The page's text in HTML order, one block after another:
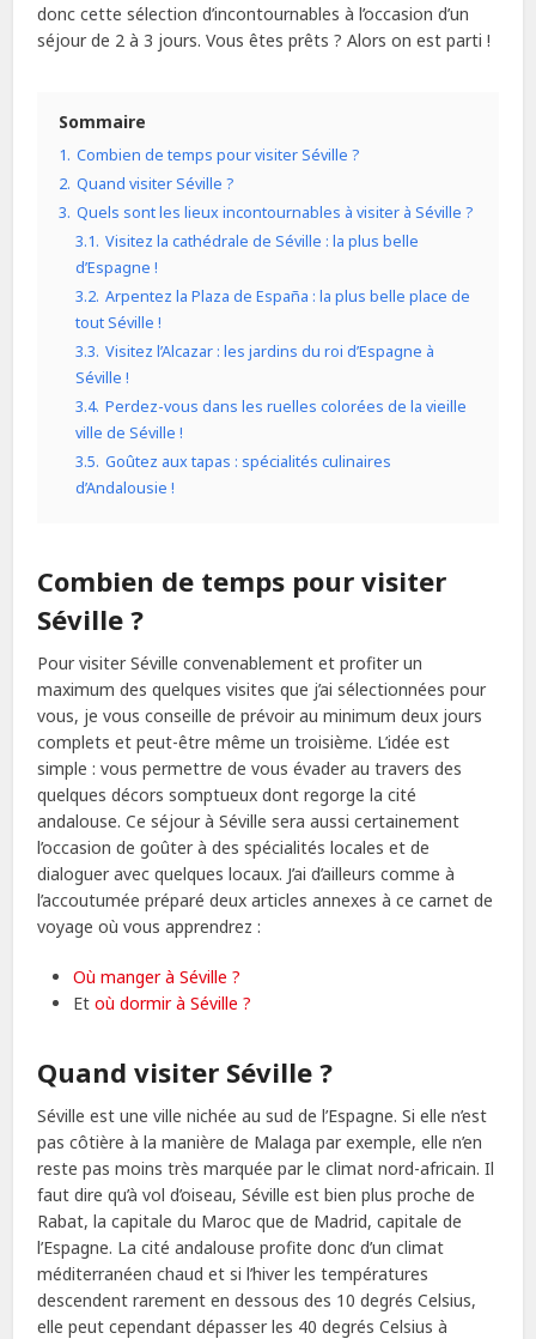
donc cette sélection d’incontournables à l’occasion d’un
séjour de 2 à 3 jours. Vous êtes prêts ? Alors on est parti !
Sommaire
1. Combien de temps pour visiter Séville ?
2. Quand visiter Séville ?
3. Quels sont les lieux incontournables à visiter à Séville ?
3.1. Visitez la cathédrale de Séville : la plus belle
d’Espagne !
3.2. Arpentez la Plaza de España : la plus belle place de
tout Séville !
3.3. Visitez l’Alcazar : les jardins du roi d’Espagne à
Séville !
3.4. Perdez-vous dans les ruelles colorées de la vieille
ville de Séville !
3.5. Goûtez aux tapas : spécialités culinaires
d’Andalousie !
Combien de temps pour visiter
Séville ?
Pour visiter Séville convenablement et profiter un
maximum des quelques visites que j’ai sélectionnées pour
vous, je vous conseille de prévoir au minimum deux jours
complets et peut-être même un troisième. L’idée est
simple : vous permettre de vous évader au travers des
quelques décors somptueux dont regorge la cité
andalouse. Ce séjour à Séville sera aussi certainement
l’occasion de goûter à des spécialités locales et de
dialoguer avec quelques locaux. J’ai d’ailleurs comme à
l’accoutumée préparé deux articles annexes à ce carnet de
voyage où vous apprendrez :
Où manger à Séville ?
Etoù dormir à Séville ?
Quand visiter Séville ?
Séville est une ville nichée au sud de l’Espagne. Si elle n’est
pas côtière à la manière de Malaga par exemple, elle n’en
reste pas moins très marquée par le climat nord-africain. Il
faut dire qu’à vol d’oiseau, Séville est bien plus proche de
Rabat, la capitale du Maroc que de Madrid, capitale de
l’Espagne. La cité andalouse profite donc d’un climat
méditerranéen chaud et si l’hiver les températures
descendent rarement en dessous des 10 degrés Celsius,
elle peut cependant dépasser les 40 degrés Celsius à